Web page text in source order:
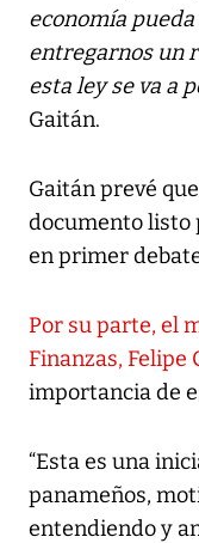
economía
entregarnos un
esta ley se va a
Gaitán.
Gaitán prevé
documento listo
en primer
Por su parte, el
Finanzas, Felipe
importancia de
“Esta es una
panameños,
entendiendo y